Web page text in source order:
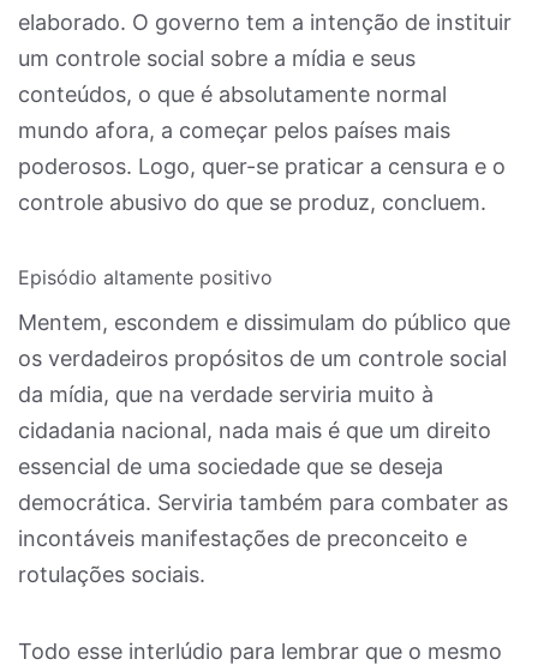
elaborado. O governo tem a intenção de instituir
um controle social sobre a mídia e seus
conteúdos, o que é absolutamente normal
mundo afora, a começar pelos países mais
poderosos. Logo, quer-se praticar a censura e o
controle abusivo do que se produz, concluem.
Episódio altamente positivo
Mentem, escondem e dissimulam do público que
os verdadeiros propósitos de um controle social
da mídia, que na verdade serviria muito à
cidadania nacional, nada mais é que um direito
essencial de uma sociedade que se deseja
democrática. Serviria também para combater as
incontáveis manifestações de preconceito e
rotulações sociais.
Todo esse interlúdio para lembrar que o mesmo